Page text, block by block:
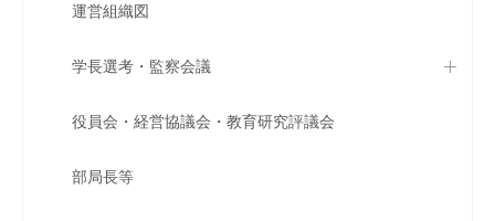
運営組織図
学長選考・監察会議
役員会・経営協議会・教育研究評議会
部局長等